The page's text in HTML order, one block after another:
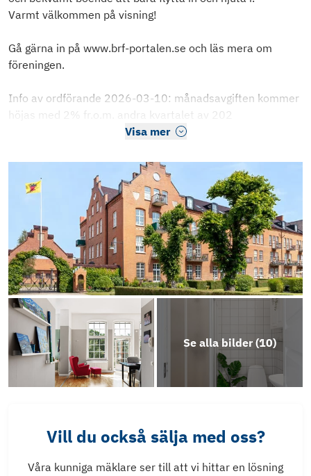
Varmt välkommen på visning!
Gå gärna in på www.brf-portalen.se och läs mera om
föreningen.
Info av ordförande 2026-03-10: månadsavgiften kommer
höjas med 2% fr.o.m. andra kvartalet av 202
Visa mer
Se alla bilder (10)
Vill du också sälja med oss?
Våra kunniga mäklare ser till att vi hittar en lösning